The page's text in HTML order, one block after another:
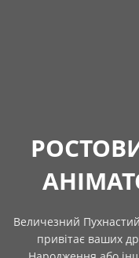
Величезний
привітає ваших